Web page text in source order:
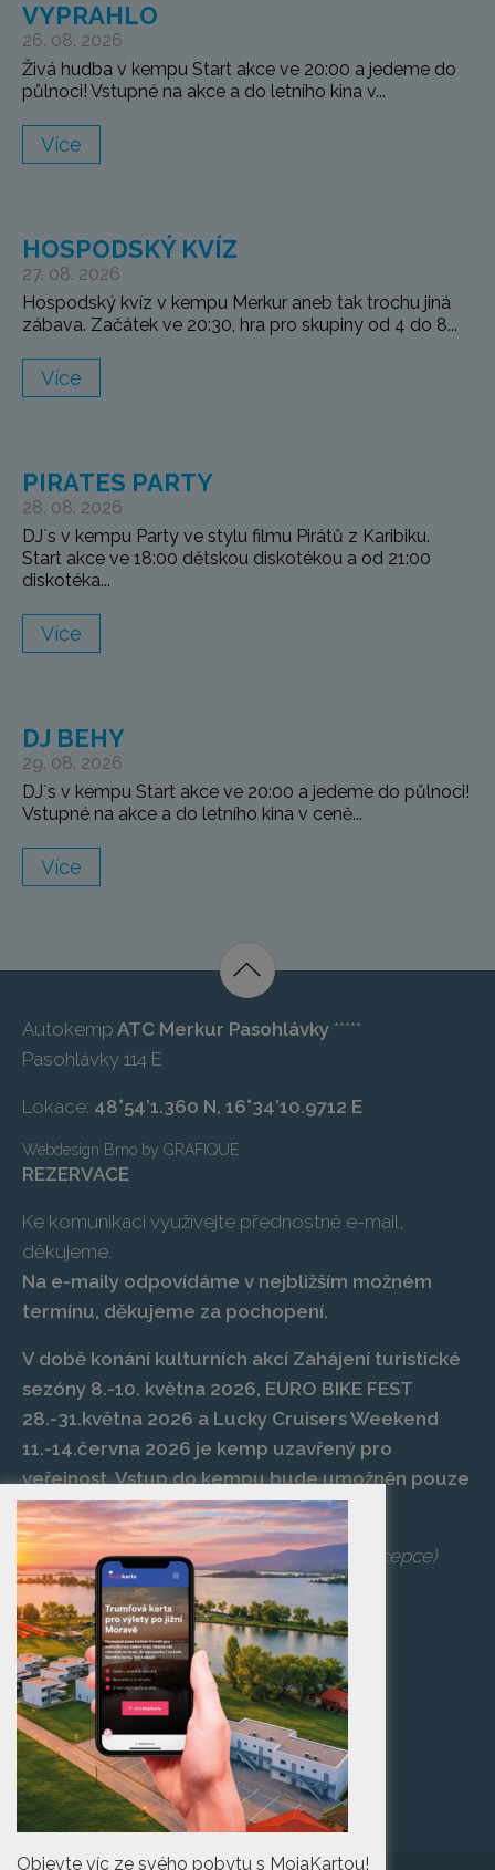
VYPRAHLO
26. 08. 2026
Živá hudba v kempu Start akce ve 20:00 a jedeme do
půlnoci! Vstupné na akce a do letního kina v...
Více
HOSPODSKÝ KVÍZ
27. 08. 2026
Hospodský kvíz v kempu Merkur aneb tak trochu jiná
zábava. Začátek ve 20:30, hra pro skupiny od 4 do 8...
Více
PIRATES PARTY
28. 08. 2026
DJ`s v kempu Party ve stylu filmu Pirátů z Karibiku.
Start akce ve 18:00 dětskou diskotékou a od 21:00
diskotéka...
Více
DJ BEHY
29. 08. 2026
DJ`s v kempu Start akce ve 20:00 a jedeme do půlnoci!
Vstupné na akce a do letního kina v ceně...
Více
Autokemp ATC Merkur Pasohlávky *****
Pasohlávky 114 E
Lokace: 48°54’1.360 N, 16°34’10.9712 E
Webdesign Brno by GRAFIQUE
REZERVACE
Ke komunikaci využívejte přednostně e-mail,
děkujeme.
Na e-maily odpovídáme v nejbližším možném
termínu, děkujeme za pochopení.
V době konání kulturních akcí Zahájení turistické
sezóny 8.-10. května 2026, EURO BIKE FEST
28.-31.května 2026 a Lucky Cruisers Weekend
11.-14.června 2026 je kemp uzavřený pro
veřejnost. Vstup do kempu bude umožněn pouze
po zaplacení vstupenky na danou akci.
Telefon:+420 519 427 714,539 029 266
(recepce)
E-mail:camp@pasohlavky.cz
SPOJTE SE S NÁMI
Turistické informační
centrum Pasohlávky
Objevte víc ze svého pobytu s MojaKartou!